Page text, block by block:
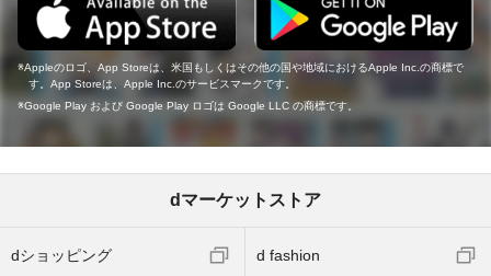
Appleのロゴ、App Storeは、米国もしくはその他の国や地域におけるApple Inc.の商標で
す。App Storeは、Apple Inc.のサービスマークです。
Google Play および Google Play ロゴは Google LLC の商標です。
dマーケットストア
dショッピング d fashion